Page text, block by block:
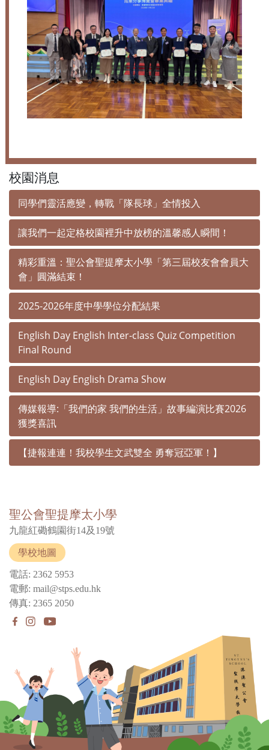
校園消息
同學們靈活應變，轉戰「隊長球」全情投入
讓我們一起定格校園裡升中放榜的溫馨感人瞬間！
精彩重溫：聖公會聖提摩太小學「第三屆校友會會員大
會」圓滿結束！
2025-2026年度中學學位分配結果
English Day English Inter-class Quiz Competition
Final Round
English Day English Drama Show
傳媒報導:「我們的家 我們的生活」故事編演比賽2026
獲獎喜訊
【捷報連連！我校學生文武雙全 勇奪冠亞軍！】
聖公會聖提摩太小學
九龍紅磡鶴園街14及19號
學校地圖
電話: 2362 5953
電郵: mail@stps.edu.hk
傳真: 2365 2050